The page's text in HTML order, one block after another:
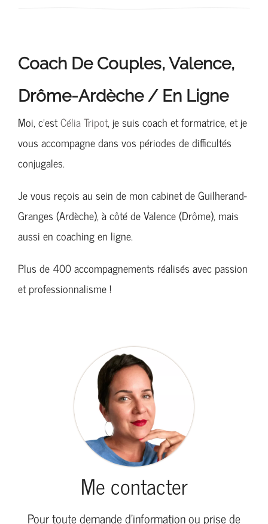
Coach De Couples,Valence,
Drôme-Ardèche / En Ligne
Moi, c’estCélia Tripot, je suis coach et formatrice, et je
vous accompagne dans vos périodes de difficultés
conjugales.
Je vous reçois au sein de mon cabinet de Guilherand-
Granges (Ardèche), à côté de Valence (Drôme), mais
aussi en coaching en ligne.
Plus de 400 accompagnements réalisés avec passion
et professionnalisme !
Me contacter
Pour toute demande d’information ou prise de